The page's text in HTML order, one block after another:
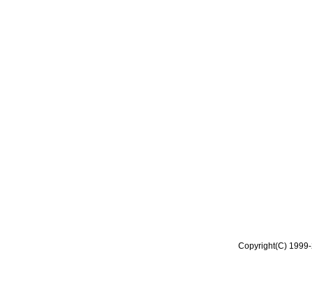
Copyright(C)